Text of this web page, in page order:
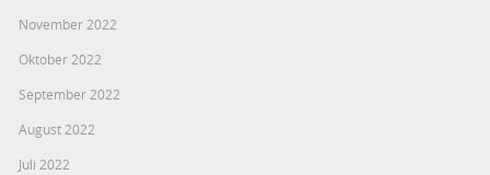
November 2022
Oktober 2022
September 2022
August 2022
Juli 2022